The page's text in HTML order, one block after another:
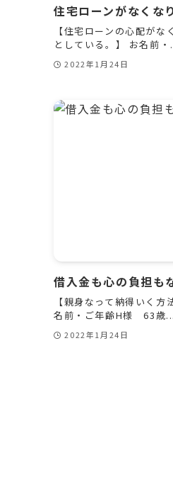
住宅ローンがなくな
【住宅ローンの心配が
としている。】 お名前・
2022年1月24日
借入金も心の負担も
【親身なって納得いく
名前・ご年齢H様 63歳...
2022年1月24日